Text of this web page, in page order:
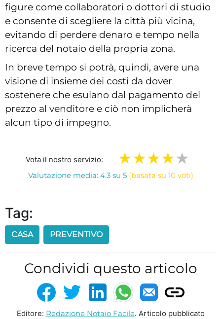
figure come collaboratori o dottori di studio
e consente di scegliere la città più vicina,
evitando di perdere denaro e tempo nella
ricerca del notaio della propria zona.
In breve tempo si potrà, quindi, avere una
visione di insieme dei costi da dover
sostenere che esulano dal pagamento del
prezzo al venditore e ciò non implicherà
alcun tipo di impegno.
Vota il nostro servizio:
Valutazione media: 4.3 su 5 (basata su 10 voti)
Tag:
CASA PREVENTIVO
Condividi questo articolo
Editore: Redazione Notaio Facile. Articolo pubblicato